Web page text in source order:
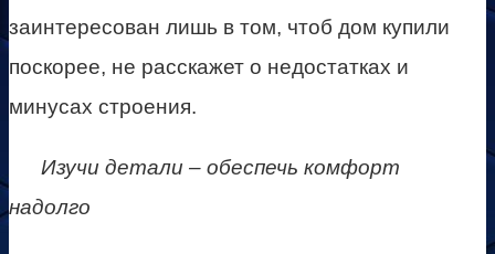
заинтересован лишь в том, чтоб дом купили
поскорее, не расскажет о недостатках и
минусах строения.
Изучи детали – обеспечь комфорт
надолго